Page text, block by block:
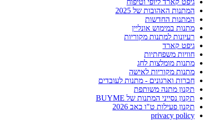
המתנות האהובות של 2025
המתנות החדשות
מתנות במימוש אונליין
רעיונות למתנות מקוריות
גיפט קארד
חוויות משפחתיות
מתנות מומלצות לחג
מתנות מקוריות לאישה
חברות וארגונים - מתנות לעובדים
תקנון מתנה משותפת
תקנון נסייני המתנות של BUYME
תקנון פעילות ט"ו באב 2026
privacy policy